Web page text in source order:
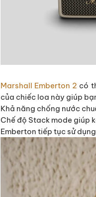
Marshall Emberton 2 có
của chiếc loa này giúp
Khả năng chống nước
Chế độ Stack mode giúp
Emberton tiếp tục sử